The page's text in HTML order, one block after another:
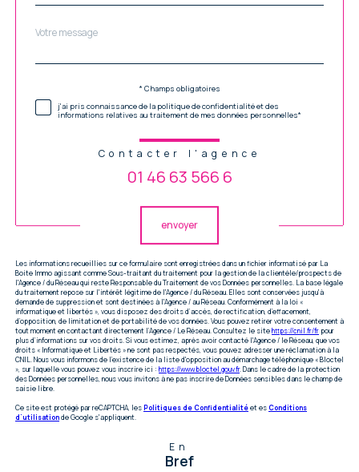
Fieldset
Message
*
* Champs obligatoires
j'ai pris connaissance de la politique de confidentialité et des
informations relatives au traitement de mes données personnelles*
Contacter l'agence
01 46 63 566 6
envoyer
Les informations recueillies sur ce formulaire sont enregistrées dans un fichier informatisé par La
Boite Immo agissant comme Sous-traitant du traitement pour la gestion de la clientèle/prospects de
l'Agence / du Réseau qui reste Responsable du Traitement de vos Données personnelles. La base légale
du traitement repose sur l'intérêt légitime de l'Agence / du Réseau. Elles sont conservées jusqu'à
demande de suppression et sont destinées à l'Agence / au Réseau. Conformément à la loi «
informatique et libertés », vous disposez des droits d’accès, de rectification, d’effacement,
d’opposition, de limitation et de portabilité de vos données. Vous pouvez retirer votre consentement à
tout moment en contactant directement l’Agence / Le Réseau. Consultez le sitehttps://cnil.fr/fr pour
plus d’informations sur vos droits. Si vous estimez, après avoir contacté l'Agence / le Réseau, que vos
droits « Informatique et Libertés » ne sont pas respectés, vous pouvez adresser une réclamation à la
CNIL. Nous vous informons de l’existence de la liste d'opposition au démarchage téléphonique « Bloctel
», sur laquelle vous pouvez vous inscrire ici : https://www.bloctel.gouv.fr. Dans le cadre de la protection
des Données personnelles, nous vous invitons à ne pas inscrire de Données sensibles dans le champ de
saisie libre.
Ce site est protégé par reCAPTCHA, lesPolitiques de Confidentialitéet esConditions
d'utilisationde Google s'appliquent.
En
Bref